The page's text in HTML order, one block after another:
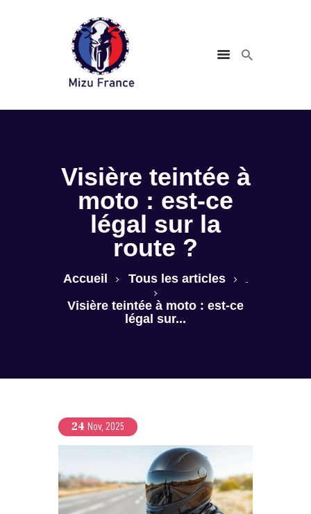
Visière teintée à
moto : est-ce
légal sur la
route ?
Accueil Tous les articles
Visière teintée à moto : est-ce
légal sur...
Accueil
Conseils
Accessoires
Guide d’achat
Sécurité &
Réglementation
24 Nov, 2025